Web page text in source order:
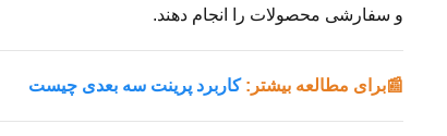
و سفارشی محصولات را انجام دهند.
📰برای مطالعه بیشتر: کاربرد پرینت سه بعدی چیست